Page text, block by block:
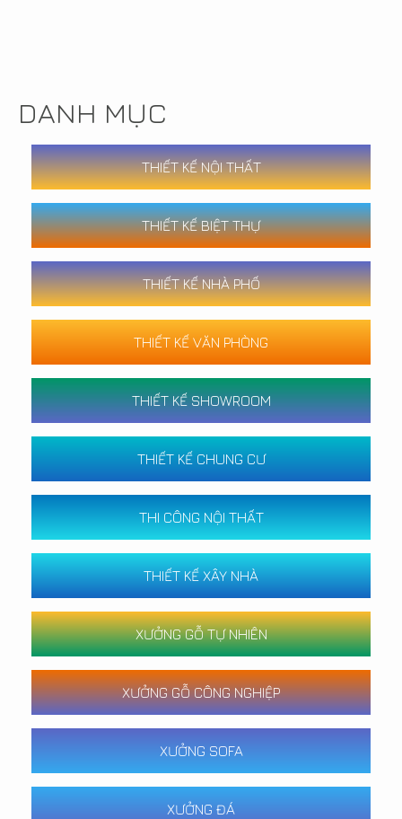
DANH MỤC
THIẾT KẾ NỘI THẤT
THIẾT KẾ BIỆT THỰ
THIẾT KẾ NHÀ PHỐ
THIẾT KẾ VĂN PHÒNG
THIẾT KẾ SHOWROOM
THIẾT KẾ CHUNG CƯ
THI CÔNG NỘI THẤT
THIẾT KẾ XÂY NHÀ
XƯỞNG GỖ TỰ NHIÊN
XƯỞNG GỖ CÔNG NGHIỆP
XƯỞNG SOFA
XƯỞNG ĐÁ